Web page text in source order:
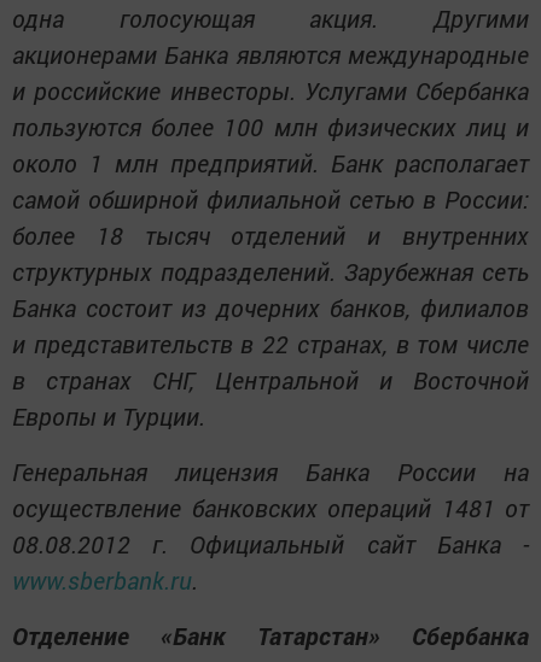
одна голосующая акция. Другими
акционерами Банка являются международные
и российские инвесторы. Услугами Сбербанка
пользуются более 100 млн физических лиц и
около 1 млн предприятий. Банк располагает
самой обширной филиальной сетью в России:
более 18 тысяч отделений и внутренних
структурных подразделений. Зарубежная сеть
Банка состоит из дочерних банков, филиалов
и представительств в 22 странах, в том числе
в странах СНГ, Центральной и Восточной
Европы и Турции.
Генеральная лицензия Банка России на
осуществление банковских операций 1481 от
08.08.2012 г. Официальный сайт Банка -
www.sberbank.ru.
Отделение «Банк Татарстан» Сбербанка